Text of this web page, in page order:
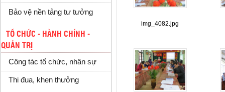
Bảo vệ nền tảng tư tưởng
TỔ CHỨC - HÀNH CHÍNH -
QUẢN TRỊ
Công tác tổ chức, nhân sự
Thi đua, khen thưởng
img_4082.jpg